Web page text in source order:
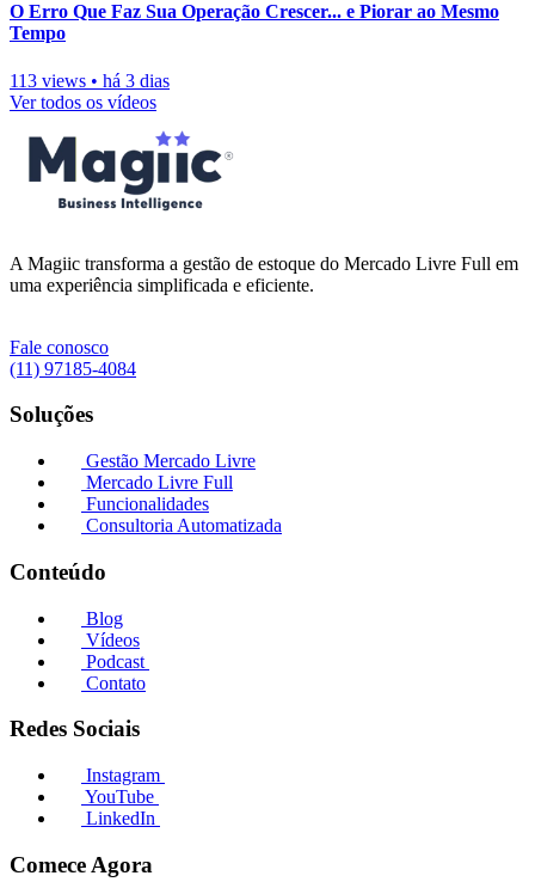
O Erro Que Faz Sua Operação Crescer... e Piorar ao Mesmo
Tempo
113 views • há 3 dias
Ver todos os vídeos
A Magiic transforma a gestão de estoque do Mercado Livre Full em
uma experiência simplificada e eficiente.
Fale conosco
(11) 97185-4084
Soluções
Gestão Mercado Livre
Mercado Livre Full
Funcionalidades
Consultoria Automatizada
Conteúdo
Blog
Vídeos
Podcast
Contato
Redes Sociais
Instagram
YouTube
LinkedIn
Comece Agora